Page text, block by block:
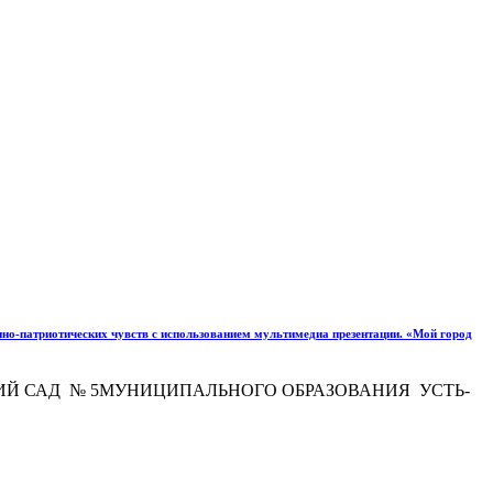
чувств с использованием мультимедиа презентации. «Мой город
САД № 5МУНИЦИПАЛЬНОГО ОБРАЗОВАНИЯ УСТЬ-